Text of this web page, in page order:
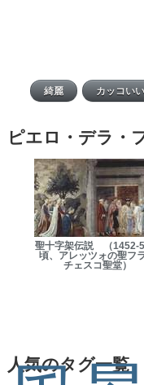
ピエロ・デラ・
聖十字架伝説 （1452-
頃、アレッツォの聖フ
チェスコ聖堂）
人気のタグ一覧